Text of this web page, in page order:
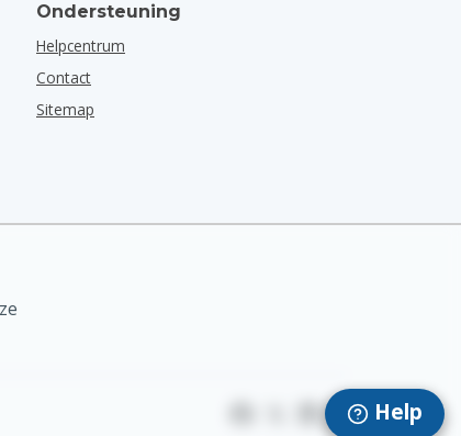
Ondersteuning
Helpcentrum
Contact
Sitemap
Help